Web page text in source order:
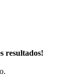
resultados!